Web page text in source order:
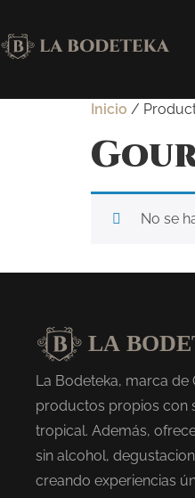
Inicio /
No se
La Bodeteka, marca de
productos propios con
tropical. Además,
sin alcohol,
creando experiencias